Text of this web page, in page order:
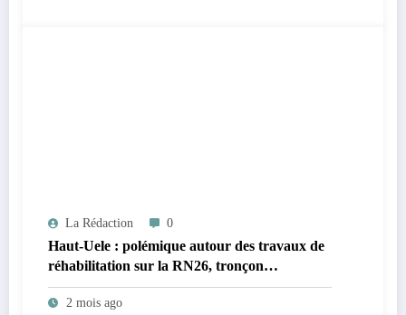
La Rédaction 0
Haut-Uele : polémique autour des travaux de
réhabilitation sur la RN26, tronçon
Nekalagba (« Trois Ponts »)–Isiro ; le
conseiller Remacle Azumutounde Batogodi
2 mois ago